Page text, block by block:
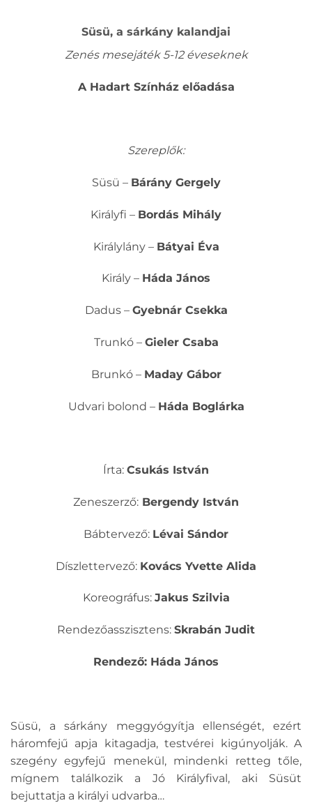
Süsü, a sárkány kalandjai
Zenés mesejáték 5-12 éveseknek
A Hadart Színház előadása
Szereplők:
Süsü – Bárány Gergely
Királyfi – Bordás Mihály
Királylány – Bátyai Éva
Király – Háda János
Dadus – Gyebnár Csekka
Trunkó – Gieler Csaba
Brunkó – Maday Gábor
Udvari bolond – Háda Boglárka
Írta: Csukás István
Zeneszerző: Bergendy István
Bábtervező: Lévai Sándor
Díszlettervező: Kovács Yvette Alida
Koreográfus: Jakus Szilvia
Rendezőasszisztens: Skrabán Judit
Rendező: Háda János
Süsü, a sárkány meggyógyítja ellenségét, ezért
háromfejű apja kitagadja, testvérei kigúnyolják. A
szegény egyfejű menekül, mindenki retteg tőle,
mígnem találkozik a Jó Királyfival, aki Süsüt
bejuttatja a királyi udvarba…